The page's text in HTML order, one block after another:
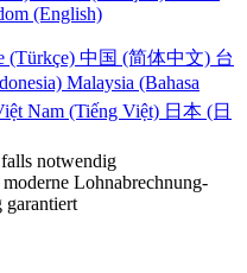
(English)
(Türkçe) 中国 (简体中文) 台
Malaysia (Bahasa
Nam (Tiếng Việt) 日本 (日
notwendig
Lohnabrechnung-
garantiert